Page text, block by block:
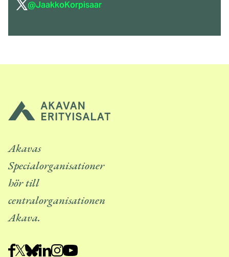
@JaakkoKorpisaar(extern
Akavas
Specialorganisationer
hör till
centralorganisationen
Akava.